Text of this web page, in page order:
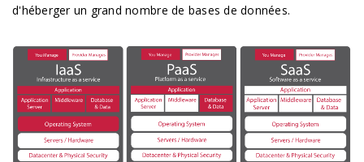
d'héberger un grand nombre de bases de données.